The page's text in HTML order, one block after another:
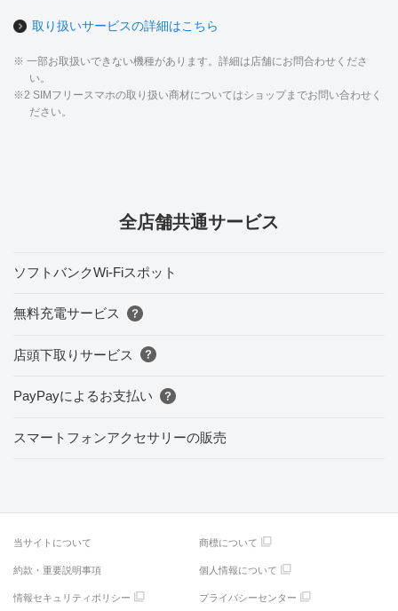
取り扱いサービスの詳細はこちら
※ 一部お取扱いできない機種があります。詳細は店舗にお問合わせくださ
い。
※2 SIMフリースマホの取り扱い商材についてはショップまでお問い合わせく
ださい。
全店舗共通サービス
ソフトバンクWi-Fiスポット
無料充電サービス
店頭下取りサービス
PayPayによるお支払い
スマートフォンアクセサリーの販売
当サイトについて 商標について
約款・重要説明事項 個人情報について
情報セキュリティポリシー プライバシーセンター